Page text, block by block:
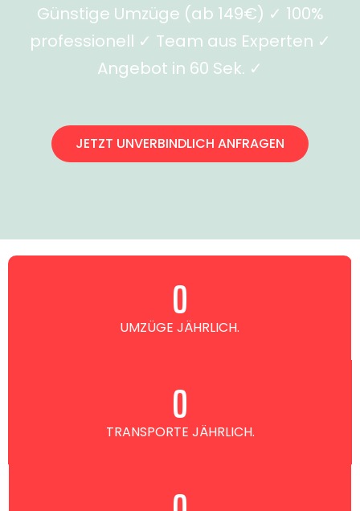
Günstige Umzüge (ab 149€) ✓ 100%
professionell ✓ Team aus Experten ✓
Angebot in 60 Sek. ✓
JETZT UNVERBINDLICH ANFRAGEN
UMZÜGE JÄHRLICH.
0
TRANSPORTE JÄHRLICH.
0